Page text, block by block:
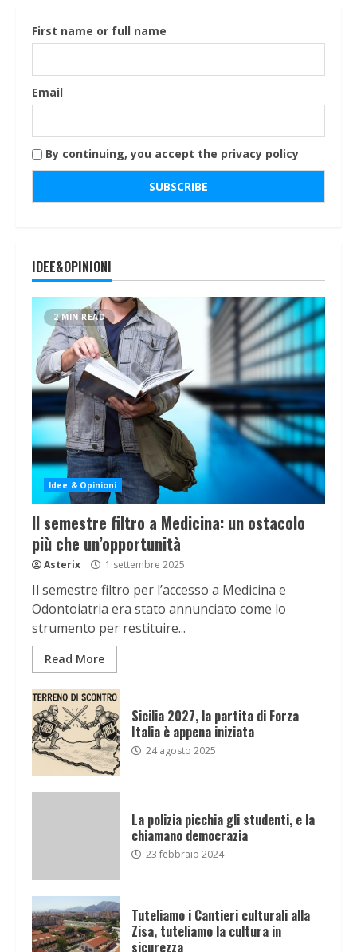
First name or full name
Email
By continuing, you accept the privacy policy
IDEE&OPINIONI
2 MIN READ
Idee & Opinioni
Il semestre filtro a Medicina: un ostacolo
più che un’opportunità
Asterix 1 settembre 2025
Il semestre filtro per l’accesso a Medicina e
Odontoiatria era stato annunciato come lo
strumento per restituire...
Read More
Sicilia 2027, la partita di Forza
Italia è appena iniziata
24 agosto 2025
La polizia picchia gli studenti, e la
chiamano democrazia
23 febbraio 2024
Tuteliamo i Cantieri culturali alla
Zisa, tuteliamo la cultura in
sicurezza